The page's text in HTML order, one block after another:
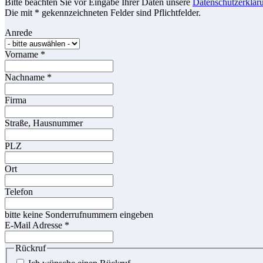
Bitte beachten Sie vor Eingabe Ihrer Daten unsere
Die mit * gekennzeichneten Felder sind Pflichtfelder.
Anrede
Vorname *
Nachname *
Firma
Straße, Hausnummer
PLZ
Ort
Telefon
bitte keine Sonderrufnummern eingeben
E-Mail Adresse *
Rückruf